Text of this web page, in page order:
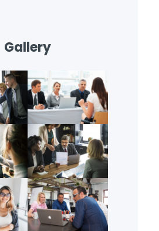
Gallery